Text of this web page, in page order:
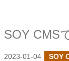
2023-01-04 SOY